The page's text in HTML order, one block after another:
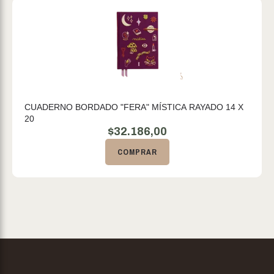
CUADERNO BORDADO "FERA" MÍSTICA RAYADO 14 X
20
$32.186,00
COMPRAR